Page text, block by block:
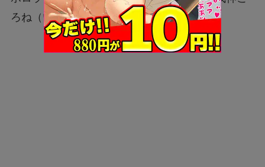
ろね（いぬがみころね）さん。